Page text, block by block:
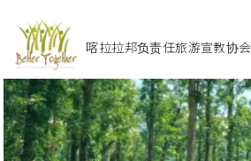
喀拉拉邦负责任旅游宣教协会